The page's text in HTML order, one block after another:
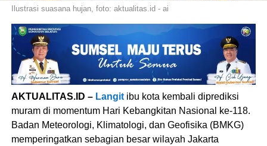
Ilustrasi suasana hujan, foto: aktualitas.id - ai
AKTUALITAS.ID –Langit ibu kota kembali diprediksi
muram di momentum Hari Kebangkitan Nasional ke-118.
Badan Meteorologi, Klimatologi, dan Geofisika (BMKG)
memperingatkan sebagian besar wilayah Jakarta